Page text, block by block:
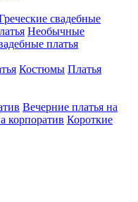
свадебные
Необычные
платья
Костюмы Платья
Вечерние платья на
корпоратив Короткие